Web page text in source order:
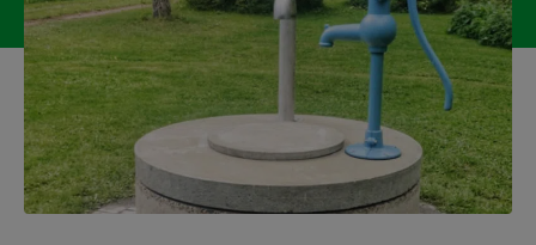
Lähetä
Urpo Lindroth